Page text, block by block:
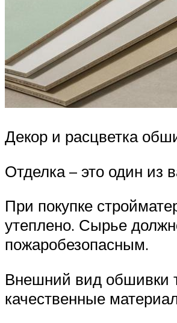
Декор и расцветка
Отделка – это один из
При покупке
утеплено. Сырье
пожаробезопасным.
Внешний вид обшивки
качественные